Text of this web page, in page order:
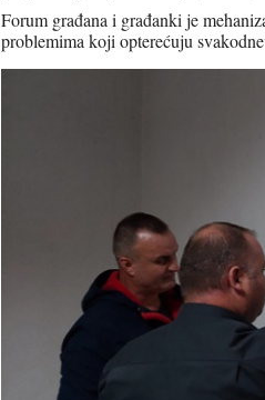
Forum građana i građanki je
problemima koji opterećuju